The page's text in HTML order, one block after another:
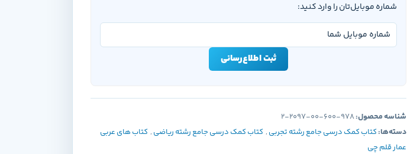
شماره موبایل‌تان را وارد کنید:
ثبت اطلاع‌رسانی
شناسه محصول:978-600-00-2097-2
دسته‌ها: کتاب کمک درسی جامع رشته تجربی , کتاب کمک درسی جامع رشته ریاضی , کتاب های عربی
عمار قلم چی